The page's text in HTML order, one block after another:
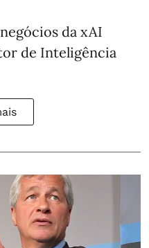
da xAI
de Inteligência